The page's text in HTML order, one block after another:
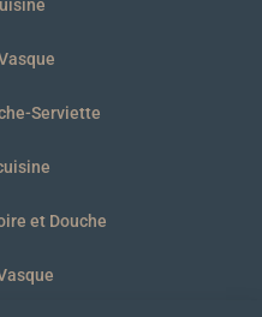
Serviette
et Douche